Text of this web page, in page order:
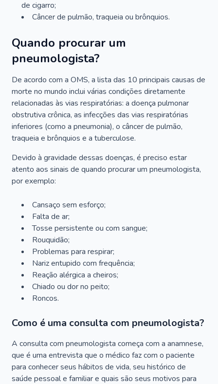
de cigarro;
Câncer de pulmão, traqueia ou brônquios.
Quando procurar um
pneumologista?
De acordo com a OMS, a lista das 10 principais causas de
morte no mundo inclui várias condições diretamente
relacionadas às vias respiratórias: a doença pulmonar
obstrutiva crônica, as infecções das vias respiratórias
inferiores (como a pneumonia), o câncer de pulmão,
traqueia e brônquios e a tuberculose.
Devido à gravidade dessas doenças, é preciso estar
atento aos sinais de quando procurar um pneumologista,
por exemplo:
Cansaço sem esforço;
Falta de ar;
Tosse persistente ou com sangue;
Rouquidão;
Problemas para respirar;
Nariz entupido com frequência;
Reação alérgica a cheiros;
Chiado ou dor no peito;
Roncos.
Como é uma consulta com pneumologista?
A consulta com pneumologista começa com a anamnese,
que é uma entrevista que o médico faz com o paciente
para conhecer seus hábitos de vida, seu histórico de
saúde pessoal e familiar e quais são seus motivos para